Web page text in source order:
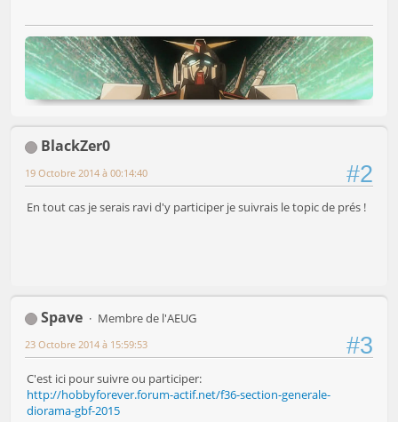
BlackZer0
#2
19 Octobre 2014 à 00:14:40
En tout cas je serais ravi d'y participer je suivrais le topic de prés !
Spave Membre de l'AEUG
#3
23 Octobre 2014 à 15:59:53
C'est ici pour suivre ou participer:
http://hobbyforever.forum-actif.net/f36-section-generale-
diorama-gbf-2015